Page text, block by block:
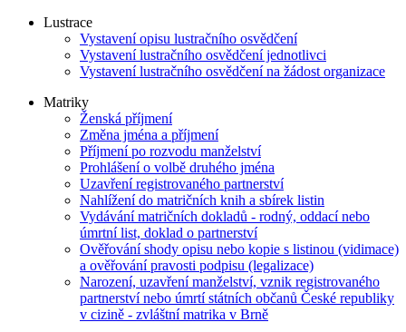
Lustrace
Vystavení opisu lustračního osvědčení
Vystavení lustračního osvědčení jednotlivci
Vystavení lustračního osvědčení na žádost organizace
Matriky
Ženská příjmení
Změna jména a příjmení
Příjmení po rozvodu manželství
Prohlášení o volbě druhého jména
Uzavření registrovaného partnerství
Nahlížení do matričních knih a sbírek listin
Vydávání matričních dokladů - rodný, oddací nebo
úmrtní list, doklad o partnerství
Ověřování shody opisu nebo kopie s listinou (vidimace)
a ověřování pravosti podpisu (legalizace)
Narození, uzavření manželství, vznik registrovaného
partnerství nebo úmrtí státních občanů České republiky
v cizině - zvláštní matrika v Brně